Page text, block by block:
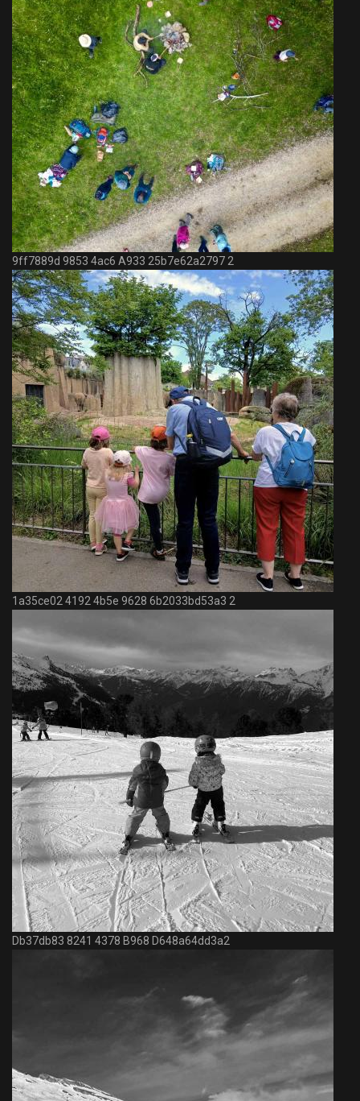
9ff7889d 9853 4ac6 A933 25b7e62a2797 2
1a35ce02 4192 4b5e 9628 6b2033bd53a3 2
Db37db83 8241 4378 B968 D648a64dd3a2